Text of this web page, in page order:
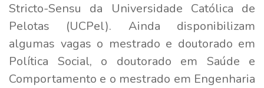
Stricto-Sensu da Universidade Católica de
Pelotas (UCPel). Ainda disponibilizam
algumas vagas o mestrado e doutorado em
Política Social, o doutorado em Saúde e
Comportamento e o mestrado em Engenharia